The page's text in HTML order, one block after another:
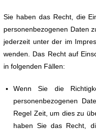
Sie haben das Recht, die
personenbezogenen Daten
jederzeit unter der im
wenden. Das Recht auf
in folgenden Fällen:
Wenn Sie die
personenbezogenen
Regel Zeit, um dies zu
haben Sie das Recht,